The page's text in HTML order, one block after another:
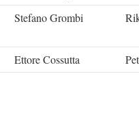
Stefano Grombi
Ettore Cossutta